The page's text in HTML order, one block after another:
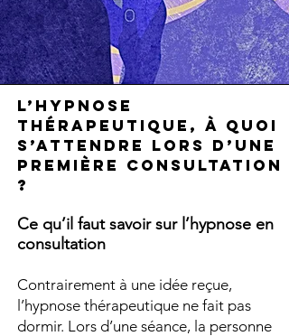
L’Hypnose
Thérapeutique, à quoi
s’attendre lors d’une
première consultation
?
Ce qu’il faut savoir sur l’hypnose en
consultation
Contrairement à une idée reçue,
l’hypnose thérapeutique ne fait pas
dormir. Lors d’une séance, la personne